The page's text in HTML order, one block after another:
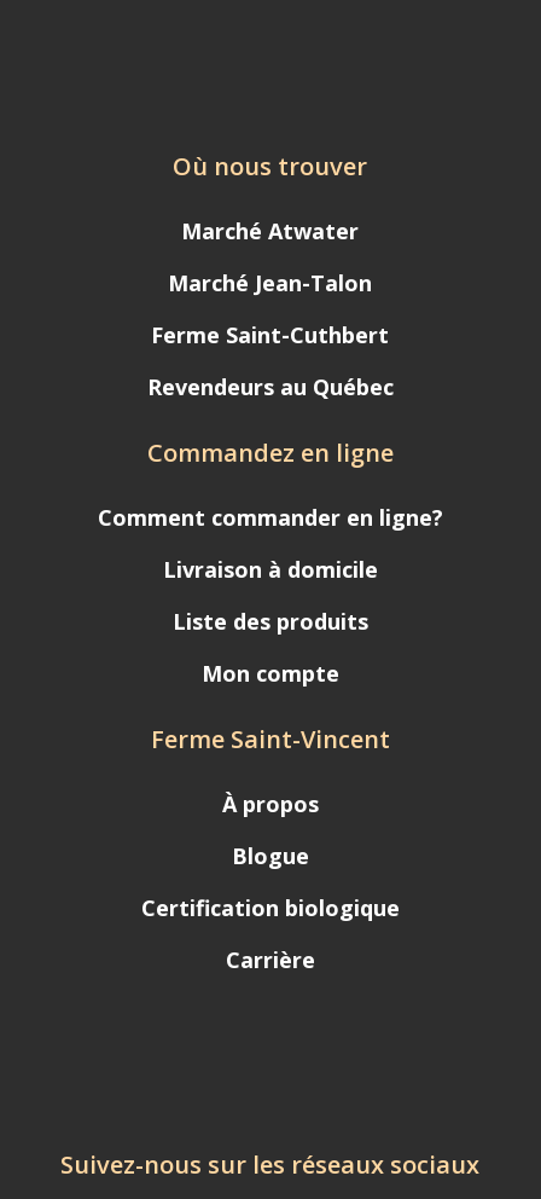
Où nous trouver
Marché Atwater
Marché Jean-Talon
Ferme Saint-Cuthbert
Revendeurs au Québec
Commandez en ligne
Comment commander en ligne?
Livraison à domicile
Liste des produits
Mon compte
Ferme Saint-Vincent
À propos
Blogue
Certification biologique
Carrière
Suivez-nous sur les réseaux sociaux